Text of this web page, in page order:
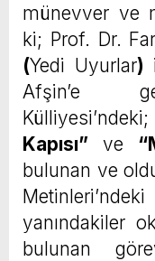
münevver ve
ki; Prof. Dr.
(Yedi Uyurlar)
Afşin’e
Külliyesi’ndeki;
Kapısı” ve
bulunan ve
yanındakiler
bulunan